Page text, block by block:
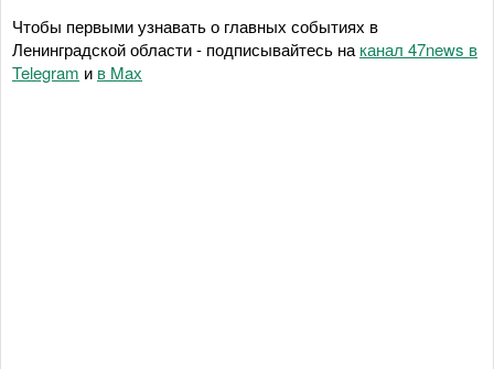
Чтобы первыми узнавать о главных событиях в
Ленинградской области - подписывайтесь на канал 47news в
Telegram и в Maх